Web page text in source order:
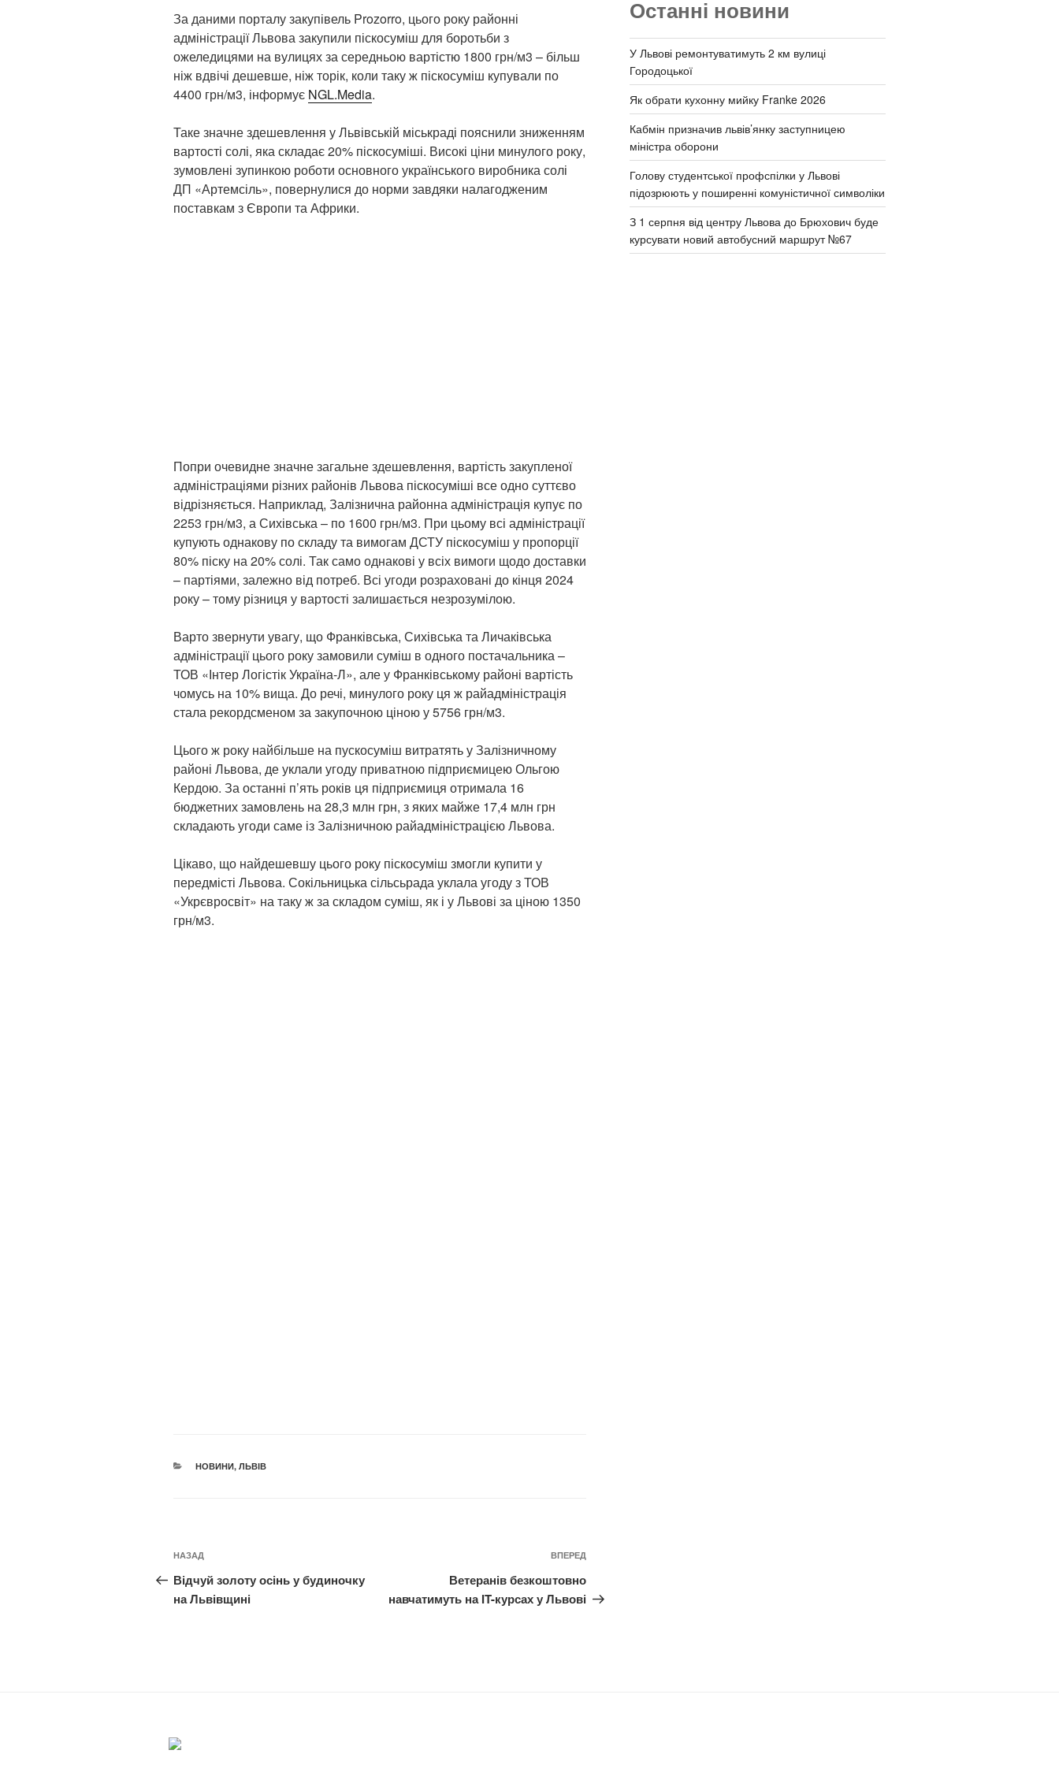
За даними порталу закупівель Prozorro, цього року районні
адміністрації Львова закупили піскосуміш для боротьби з
ожеледицями на вулицях за середньою вартістю 1800 грн/м3 – більш
ніж вдвічі дешевше, ніж торік, коли таку ж піскосуміш купували по
4400 грн/м3, інформує NGL.Media.
Таке значне здешевлення у Львівській міськраді пояснили зниженням
вартості солі, яка складає 20% піскосуміші. Високі ціни минулого року,
зумовлені зупинкою роботи основного українського виробника солі
ДП «Артемсіль», повернулися до норми завдяки налагодженим
поставкам з Європи та Африки.
Попри очевидне значне загальне здешевлення, вартість закупленої
адміністраціями різних районів Львова піскосуміші все одно суттєво
відрізняється. Наприклад, Залізнична районна адміністрація купує по
2253 грн/м3, а Сихівська – по 1600 грн/м3. При цьому всі адміністрації
купують однакову по складу та вимогам ДСТУ піскосуміш у пропорції
80% піску на 20% солі. Так само однакові у всіх вимоги щодо доставки
– партіями, залежно від потреб. Всі угоди розраховані до кінця 2024
року – тому різниця у вартості залишається незрозумілою.
Варто звернути увагу, що Франківська, Сихівська та Личаківська
адміністрації цього року замовили суміш в одного постачальника –
ТОВ «Інтер Логістік Україна-Л», але у Франківському районі вартість
чомусь на 10% вища. До речі, минулого року ця ж райадміністрація
стала рекордсменом за закупочною ціною у 5756 грн/м3.
Цього ж року найбільше на пускосуміш витратять у Залізничному
районі Львова, де уклали угоду приватною підприємицею Ольгою
Кердою. За останні п’ять років ця підприємиця отримала 16
бюджетних замовлень на 28,3 млн грн, з яких майже 17,4 млн грн
складають угоди саме із Залізничною райадміністрацією Львова.
Цікаво, що найдешевшу цього року піскосуміш змогли купити у
передмісті Львова. Сокільницька сільсьрада уклала угоду з ТОВ
«Укрєвросвіт» на таку ж за складом суміш, як і у Львові за ціною 1350
грн/м3.
КАТЕГОРІЇ
НОВИНИ, ЛЬВІВ
Навігація
записів
Попередній
запис:
НАЗАД
Відчуй золоту осінь у будиночку
на Львівщині
Наступний
запис
ВПЕРЕД
Ветеранів безкоштовно
навчатимуть на IT-курсах у Львові
Останні новини
У Львові ремонтуватимуть 2 км вулиці
Городоцької
Як обрати кухонну мийку Franke 2026
Кабмін призначив львів’янку заступницею
міністра оборони
Голову студентської профспілки у Львові
підозрюють у поширенні комуністичної символіки
З 1 серпня від центру Львова до Брюхович буде
курсувати новий автобусний маршрут №67